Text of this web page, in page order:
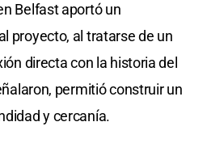
Belfast aportó un
proyecto, al tratarse de un
directa con la historia del
permitió construir un
y cercanía.